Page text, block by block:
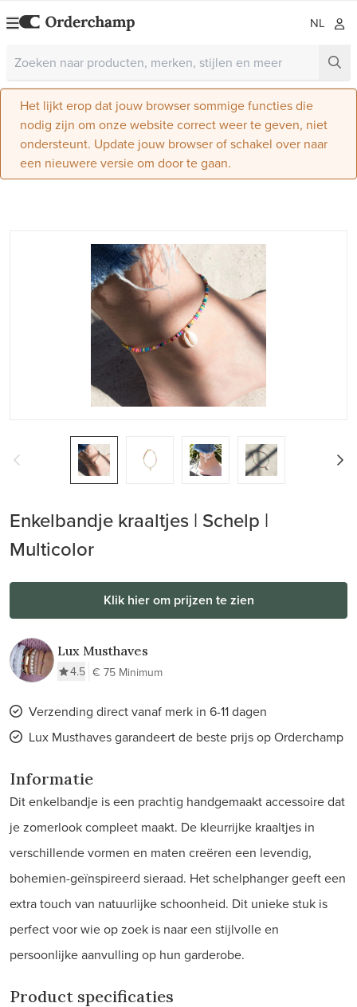
NL
Het lijkt erop dat jouw browser sommige functies die
nodig zijn om onze website correct weer te geven, niet
ondersteunt. Update jouw browser of schakel over naar
een nieuwere versie om door te gaan.
Enkelbandje kraaltjes | Schelp |
Multicolor
Klik hier om prijzen te zien
Lux Musthaves
4.5 € 75 Minimum
Verzending direct vanaf merk in 6-11 dagen
Lux Musthaves garandeert de beste prijs op Orderchamp
Informatie
Dit enkelbandje is een prachtig handgemaakt accessoire dat
je zomerlook compleet maakt. De kleurrijke kraaltjes in
verschillende vormen en maten creëren een levendig,
bohemien-geïnspireerd sieraad. Het schelphanger geeft een
extra touch van natuurlijke schoonheid. Dit unieke stuk is
perfect voor wie op zoek is naar een stijlvolle en
persoonlijke aanvulling op hun garderobe.
Product specificaties